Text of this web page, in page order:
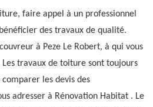
faire appel à un professionnel
des travaux de qualité.
à Peze Le Robert, à qui vous
travaux de toiture sont toujours
les devis des
adresser à Rénovation Habitat . Le